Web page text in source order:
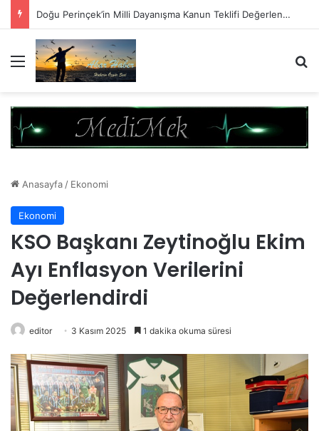
Doğu Perinçek’in Milli Dayanışma Kanun Teklifi Değerlendirmesi
Menü
Anasayfa / Ekonomi
Ekonomi
KSO Başkanı Zeytinoğlu Ekim
Ayı Enflasyon Verilerini
Değerlendirdi
editor 3 Kasım 2025 1 dakika okuma süresi